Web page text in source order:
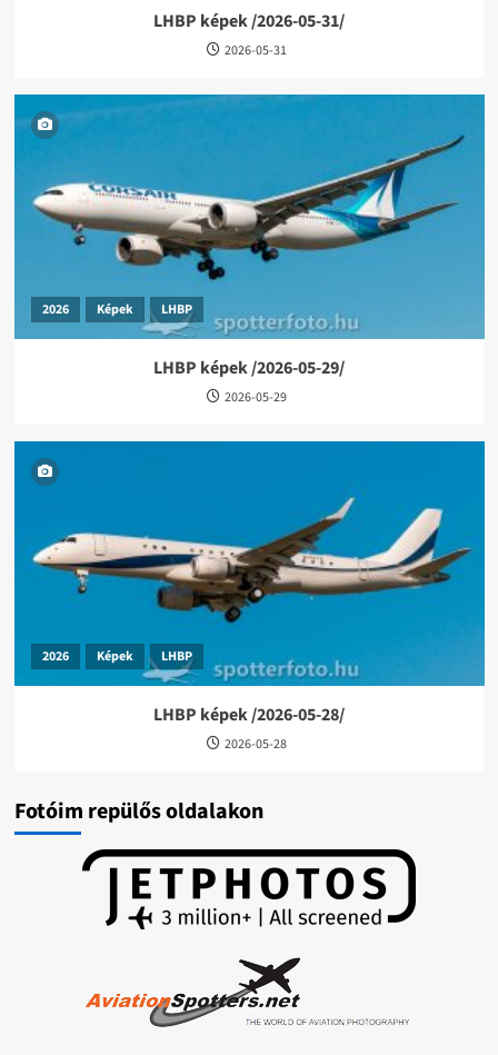
LHBP képek /2026-05-31/
2026-05-31
2026 Képek LHBP
LHBP képek /2026-05-29/
2026-05-29
2026 Képek LHBP
LHBP képek /2026-05-28/
2026-05-28
Fotóim repülős oldalakon